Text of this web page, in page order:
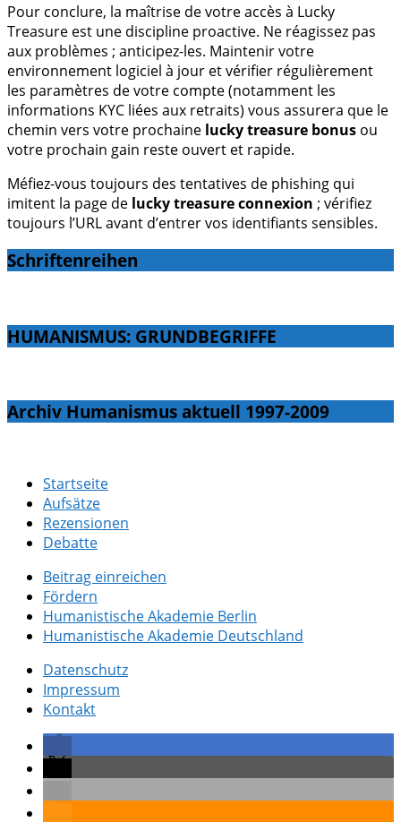
Pour conclure, la maîtrise de votre accès à Lucky
Treasure est une discipline proactive. Ne réagissez pas
aux problèmes ; anticipez-les. Maintenir votre
environnement logiciel à jour et vérifier régulièrement
les paramètres de votre compte (notamment les
informations KYC liées aux retraits) vous assurera que le
chemin vers votre prochaine lucky treasure bonus ou
votre prochain gain reste ouvert et rapide.
Méfiez-vous toujours des tentatives de phishing qui
imitent la page de lucky treasure connexion ; vérifiez
toujours l’URL avant d’entrer vos identifiants sensibles.
Schriftenreihen
HUMANISMUS: GRUNDBEGRIFFE
Archiv Humanismus aktuell 1997-2009
Startseite
Aufsätze
Rezensionen
Debatte
Beitrag einreichen
Fördern
Humanistische Akademie Berlin
Humanistische Akademie Deutschland
Datenschutz
Impressum
Kontakt